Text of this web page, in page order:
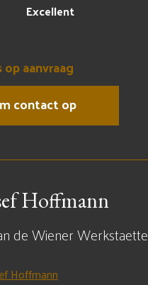
Excellent
op aanvraag
contact op
Hoffmann
de Wiener Werkstaette
Hoffmann